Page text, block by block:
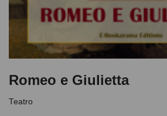
Romeo e Giulietta
Teatro